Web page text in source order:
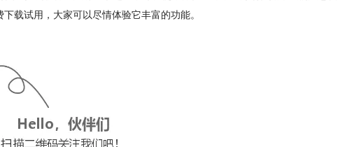
载试用，大家可以尽情体验它丰富的功能。